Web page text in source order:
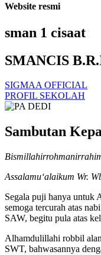
Website resmi
sman 1 cisaat
SMANCIS
SIGMAA OFFICIAL
PROFIL SEKOLAH
Sambutan
Assalamu‘alaikum Wr.
Segala puji hanya untuk
semoga tercurah atas
SAW, begitu pula atas
Alhamdulillahi robbil
SWT, bahwasannya